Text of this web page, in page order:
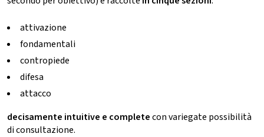
attivazione
fondamentali
contropiede
difesa
attacco
decisamente intuitive e completecon variegate possibilità
di consultazione.